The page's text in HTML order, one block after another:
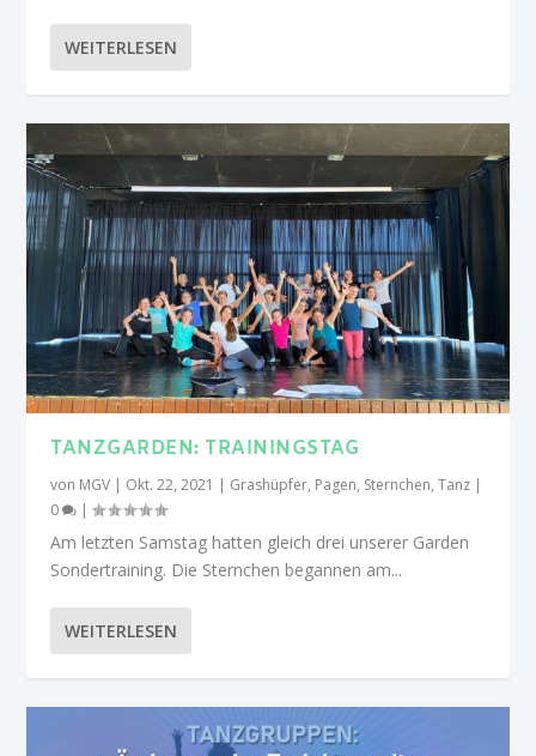
WEITERLESEN
TANZGARDEN: TRAININGSTAG
von MGV | Okt. 22, 2021 | Grashüpfer, Pagen, Sternchen,Tanz |
0
|
Am letzten Samstag hatten gleich drei unserer Garden
Sondertraining. Die Sternchen begannen am...
WEITERLESEN